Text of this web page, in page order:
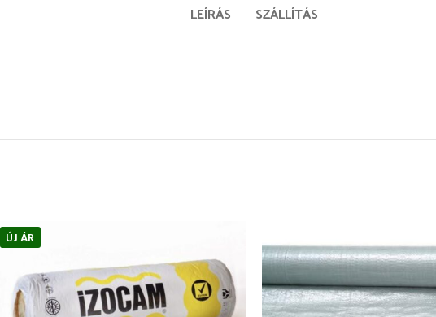
LEÍRÁS SZÁLLÍTÁS
ÚJ ÁR